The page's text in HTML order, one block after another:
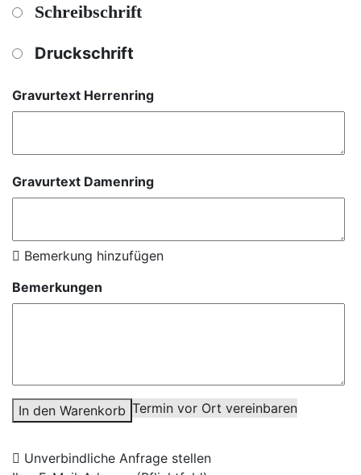
Schreibschrift
Druckschrift
Gravurtext Herrenring
Gravurtext Damenring
Bemerkung hinzufügen
Bemerkungen
In den Warenkorb Termin vor Ort vereinbaren
Unverbindliche Anfrage stellen